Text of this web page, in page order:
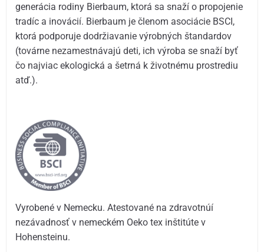
generácia rodiny Bierbaum, ktorá sa snaží o propojenie
tradíc a inovácií. Bierbaum je členom asociácie BSCI,
ktorá podporuje dodržiavanie výrobných štandardov
(továrne nezamestnávajú deti, ich výroba se snaží byť
čo najviac ekologická a šetrná k životnému prostrediu
atď.).
Vyrobené v Nemecku. Atestované na zdravotnúí
nezávadnosť v nemeckém Oeko tex inštitúte v
Hohensteinu.